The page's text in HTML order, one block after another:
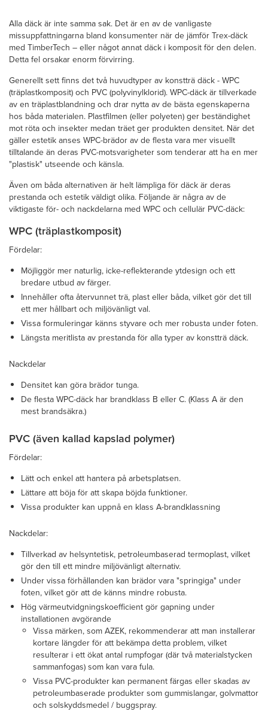
Alla däck är inte samma sak. Det är en av de vanligaste
missuppfattningarna bland konsumenter när de jämför Trex-däck
med TimberTech – eller något annat däck i komposit för den delen.
Detta fel orsakar enorm förvirring.
Generellt sett finns det två huvudtyper av konstträ däck - WPC
(träplastkomposit) och PVC (polyvinylklorid). WPC-däck är tillverkade
av en träplastblandning och drar nytta av de bästa egenskaperna
hos båda materialen. Plastfilmen (eller polyeten) ger beständighet
mot röta och insekter medan träet ger produkten densitet. När det
gäller estetik anses WPC-brädor av de flesta vara mer visuellt
tilltalande än deras PVC-motsvarigheter som tenderar att ha en mer
"plastisk" utseende och känsla.
Även om båda alternativen är helt lämpliga för däck är deras
prestanda och estetik väldigt olika. Följande är några av de
viktigaste för- och nackdelarna med WPC och cellulär PVC-däck:
WPC (träplastkomposit)
Fördelar:
Möjliggör mer naturlig, icke-reflekterande ytdesign och ett
bredare utbud av färger.
Innehåller ofta återvunnet trä, plast eller båda, vilket gör det till
ett mer hållbart och miljövänligt val.
Vissa formuleringar känns styvare och mer robusta under foten.
Längsta meritlista av prestanda för alla typer av konstträ däck.
Nackdelar
Densitet kan göra brädor tunga.
De flesta WPC-däck har brandklass B eller C. (Klass A är den
mest brandsäkra.)
PVC (även kallad kapslad polymer)
Fördelar:
Lätt och enkel att hantera på arbetsplatsen.
Lättare att böja för att skapa böjda funktioner.
Vissa produkter kan uppnå en klass A-brandklassning
Nackdelar:
Tillverkad av helsyntetisk, petroleumbaserad termoplast, vilket
gör den till ett mindre miljövänligt alternativ.
Under vissa förhållanden kan brädor vara "springiga" under
foten, vilket gör att de känns mindre robusta.
Hög värmeutvidgningskoefficient gör gapning under
installationen avgörande
Vissa märken, som AZEK, rekommenderar att man installerar
kortare längder för att bekämpa detta problem, vilket
resulterar i ett ökat antal rumpfogar (där två materialstycken
sammanfogas) som kan vara fula.
Vissa PVC-produkter kan permanent färgas eller skadas av
petroleumbaserade produkter som gummislangar, golvmattor
och solskyddsmedel / buggspray.